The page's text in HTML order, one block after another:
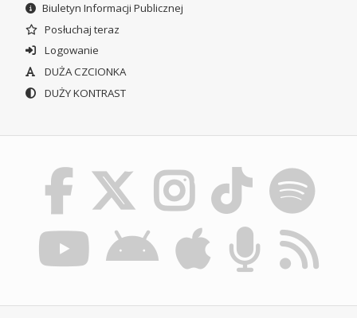
Biuletyn Informacji Publicznej
Posłuchaj teraz
Logowanie
DUŻA CZCIONKA
DUŻY KONTRAST